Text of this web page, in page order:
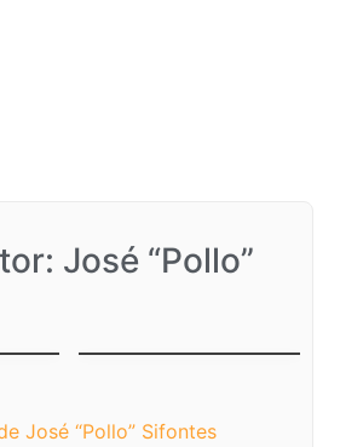
José “Pollo”
Quisiera
José “Pollo” Sifontes